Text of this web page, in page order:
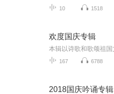
10 1518
欢度国庆专辑
167 6788
2018国庆吟诵专辑